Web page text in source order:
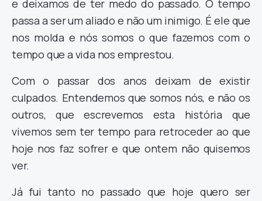
e deixamos de ter medo do passado. O tempo
passa a ser um aliado e não um inimigo. É ele que
nos molda e nós somos o que fazemos com o
tempo que a vida nos emprestou.
Com o passar dos anos deixam de existir
culpados. Entendemos que somos nós, e não os
outros, que escrevemos esta história que
vivemos sem ter tempo para retroceder ao que
hoje nos faz sofrer e que ontem não quisemos
ver.
Já fui tanto no passado que hoje quero ser